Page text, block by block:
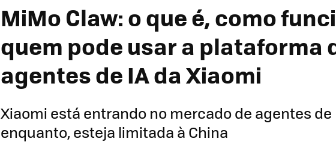
MiMo Claw: o que é, como
quem pode usar a plataforma
agentes de IA da Xiaomi
Xiaomi está entrando no mercado de agentes de
enquanto, esteja limitada à China